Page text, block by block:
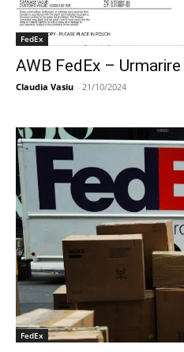
FedEx
AWB FedEx –
Claudia Vasiu - 21/10/2024
FedEx